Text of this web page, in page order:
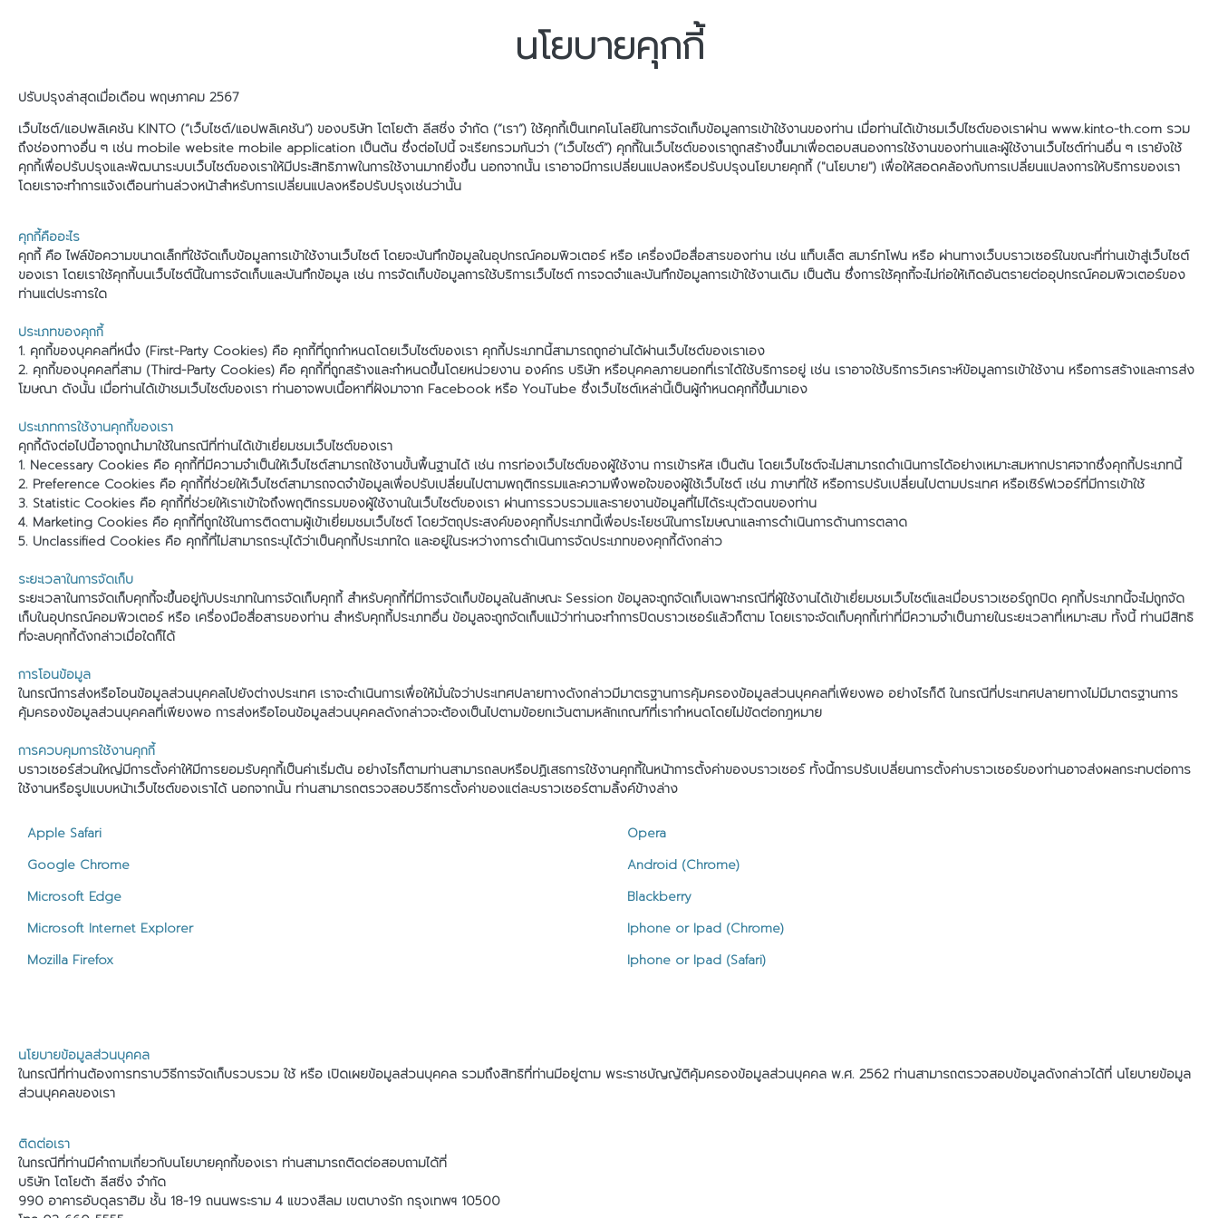
นโยบายคุกกี้
ปรับปรุงล่าสุดเมื่อเดือน พฤษภาคม 2567
เว็บไซต์/แอปพลิเคชัน KINTO (“เว็บไซต์/แอปพลิเคชัน”) ของบริษัท โตโยต้า ลีสซิ่ง จำกัด (“เรา”) ใช้คุกกี้เป็นเทคโนโลยีในการจัดเก็บข้อมูลการเข้าใช้งานของท่าน เมื่อท่านได้เข้าชมเว็ปไซต์ของเราผ่าน www.kinto-th.com รวม
ถึงช่องทางอื่น ๆ เช่น mobile website mobile application เป็นต้น ซึ่งต่อไปนี้ จะเรียกรวมกันว่า (“เว็บไซต์”) คุกกี้ในเว็บไซต์ของเราถูกสร้างขึ้นมาเพื่อตอบสนองการใช้งานของท่านและผู้ใช้งานเว็บไซต์ท่านอื่น ๆ เรายังใช้
คุกกี้เพื่อปรับปรุงและพัฒนาระบบเว็บไซต์ของเราให้มีประสิทธิภาพในการใช้งานมากยิ่งขึ้น นอกจากนั้น เราอาจมีการเปลี่ยนแปลงหรือปรับปรุงนโยบายคุกกี้ ("นโยบาย") เพื่อให้สอดคล้องกับการเปลี่ยนแปลงการให้บริการของเรา
โดยเราจะทำการแจ้งเตือนท่านล่วงหน้าสำหรับการเปลี่ยนแปลงหรือปรับปรุงเช่นว่านั้น
คุกกี้คืออะไร
คุกกี้ คือ ไฟล์ข้อความขนาดเล็กที่ใช้จัดเก็บข้อมูลการเข้าใช้งานเว็บไซต์ โดยจะบันทึกข้อมูลในอุปกรณ์คอมพิวเตอร์ หรือ เครื่องมือสื่อสารของท่าน เช่น แท็บเล็ต สมาร์ทโฟน หรือ ผ่านทางเว็บบราวเซอร์ในขณะที่ท่านเข้าสู่เว็บไซต์
ของเรา โดยเราใช้คุกกี้บนเว็บไซต์นี้ในการจัดเก็บและบันทึกข้อมูล เช่น การจัดเก็บข้อมูลการใช้บริการเว็บไซต์ การจดจำและบันทึกข้อมูลการเข้าใช้งานเดิม เป็นต้น ซึ่งการใช้คุกกี้จะไม่ก่อให้เกิดอันตรายต่ออุปกรณ์คอมพิวเตอร์ของ
ท่านแต่ประการใด
ประเภทของคุกกี้
1. คุกกี้ของบุคคลที่หนึ่ง (First-Party Cookies) คือ คุกกี้ที่ถูกกำหนดโดยเว็บไซต์ของเรา คุกกี้ประเภทนี้สามารถถูกอ่านได้ผ่านเว็บไซต์ของเราเอง
2. คุกกี้ของบุคคลที่สาม (Third-Party Cookies) คือ คุกกี้ที่ถูกสร้างและกำหนดขึ้นโดยหน่วยงาน องค์กร บริษัท หรือบุคคลภายนอกที่เราได้ใช้บริการอยู่ เช่น เราอาจใช้บริการวิเคราะห์ข้อมูลการเข้าใช้งาน หรือการสร้างและการส่ง
โฆษณา ดังนั้น เมื่อท่านได้เข้าชมเว็บไซต์ของเรา ท่านอาจพบเนื้อหาที่ฝังมาจาก Facebook หรือ YouTube ซึ่งเว็บไซต์เหล่านี้เป็นผู้กำหนดคุกกี้ขึ้นมาเอง
ประเภทการใช้งานคุกกี้ของเรา
คุกกี้ดังต่อไปนี้อาจถูกนำมาใช้ในกรณีที่ท่านได้เข้าเยี่ยมชมเว็บไซต์ของเรา
1. Necessary Cookies คือ คุกกี้ที่มีความจำเป็นให้เว็บไซต์สามารถใช้งานขั้นพื้นฐานได้ เช่น การท่องเว็บไซต์ของผู้ใช้งาน การเข้ารหัส เป็นต้น โดยเว็บไซต์จะไม่สามารถดำเนินการได้อย่างเหมาะสมหากปราศจากซึ่งคุกกี้ประเภทนี้
2. Preference Cookies คือ คุกกี้ที่ช่วยให้เว็บไซต์สามารถจดจำข้อมูลเพื่อปรับเปลี่ยนไปตามพฤติกรรมและความพึงพอใจของผู้ใช้เว็บไซต์ เช่น ภาษาที่ใช้ หรือการปรับเปลี่ยนไปตามประเทศ หรือเซิร์ฟเวอร์ที่มีการเข้าใช้
3. Statistic Cookies คือ คุกกี้ที่ช่วยให้เราเข้าใจถึงพฤติกรรมของผู้ใช้งานในเว็บไซต์ของเรา ผ่านการรวบรวมและรายงานข้อมูลที่ไม่ได้ระบุตัวตนของท่าน
4. Marketing Cookies คือ คุกกี้ที่ถูกใช้ในการติดตามผู้เข้าเยี่ยมชมเว็บไซต์ โดยวัตถุประสงค์ของคุกกี้ประเภทนี้เพื่อประโยชน์ในการโฆษณาและการดำเนินการด้านการตลาด
5. Unclassified Cookies คือ คุกกี้ที่ไม่สามารถระบุได้ว่าเป็นคุกกี้ประเภทใด และอยู่ในระหว่างการดำเนินการจัดประเภทของคุกกี้ดังกล่าว
ระยะเวลาในการจัดเก็บ
ระยะเวลาในการจัดเก็บคุกกี้จะขึ้นอยู่กับประเภทในการจัดเก็บคุกกี้ สำหรับคุกกี้ที่มีการจัดเก็บข้อมูลในลักษณะ Session ข้อมูลจะถูกจัดเก็บเฉพาะกรณีที่ผู้ใช้งานได้เข้าเยี่ยมชมเว็บไซต์และเมื่อบราวเซอร์ถูกปิด คุกกี้ประเภทนี้จะไม่ถูกจัด
เก็บในอุปกรณ์คอมพิวเตอร์ หรือ เครื่องมือสื่อสารของท่าน สำหรับคุกกี้ประเภทอื่น ข้อมูลจะถูกจัดเก็บแม้ว่าท่านจะทำการปิดบราวเซอร์แล้วก็ตาม โดยเราจะจัดเก็บคุกกี้เท่าที่มีความจำเป็นภายในระยะเวลาที่เหมาะสม ทั้งนี้ ท่านมีสิทธิ
ที่จะลบคุกกี้ดังกล่าวเมื่อใดก็ได้
การโอนข้อมูล
ในกรณีการส่งหรือโอนข้อมูลส่วนบุคคลไปยังต่างประเทศ เราจะดำเนินการเพื่อให้มั่นใจว่าประเทศปลายทางดังกล่าวมีมาตรฐานการคุ้มครองข้อมูลส่วนบุคคลที่เพียงพอ อย่างไรก็ดี ในกรณีที่ประเทศปลายทางไม่มีมาตรฐานการ
คุ้มครองข้อมูลส่วนบุคคลที่เพียงพอ การส่งหรือโอนข้อมูลส่วนบุคคลดังกล่าวจะต้องเป็นไปตามข้อยกเว้นตามหลักเกณฑ์ที่เรากำหนดโดยไม่ขัดต่อกฎหมาย
การควบคุมการใช้งานคุกกี้
บราวเซอร์ส่วนใหญ่มีการตั้งค่าให้มีการยอมรับคุกกี้เป็นค่าเริ่มต้น อย่างไรก็ตามท่านสามารถลบหรือปฏิเสธการใช้งานคุกกี้ในหน้าการตั้งค่าของบราวเซอร์ ทั้งนี้การปรับเปลี่ยนการตั้งค่าบราวเซอร์ของท่านอาจส่งผลกระทบต่อการ
ใช้งานหรือรูปแบบหน้าเว็บไซต์ของเราได้ นอกจากนั้น ท่านสามารถตรวจสอบวิธีการตั้งค่าของแต่ละบราวเซอร์ตามลิ้งค์ข้างล่าง
Apple Safari
Google Chrome
Microsoft Edge
Microsoft Internet Explorer
Mozilla Firefox
Opera
Android (Chrome)
Blackberry
Iphone or Ipad (Chrome)
Iphone or Ipad (Safari)
นโยบายข้อมูลส่วนบุคคล
ในกรณีที่ท่านต้องการทราบวิธีการจัดเก็บรวบรวม ใช้ หรือ เปิดเผยข้อมูลส่วนบุคคล รวมถึงสิทธิที่ท่านมีอยู่ตาม พระราชบัญญัติคุ้มครองข้อมูลส่วนบุคคล พ.ศ. 2562 ท่านสามารถตรวจสอบข้อมูลดังกล่าวได้ที่ นโยบายข้อมูล
ส่วนบุคคลของเรา
ติดต่อเรา
ในกรณีที่ท่านมีคำถามเกี่ยวกับนโยบายคุกกี้ของเรา ท่านสามารถติดต่อสอบถามได้ที่
บริษัท โตโยต้า ลีสซิ่ง จำกัด
990 อาคารอับดุลราฮิม ชั้น 18-19 ถนนพระราม 4 แขวงสีลม เขตบางรัก กรุงเทพฯ 10500